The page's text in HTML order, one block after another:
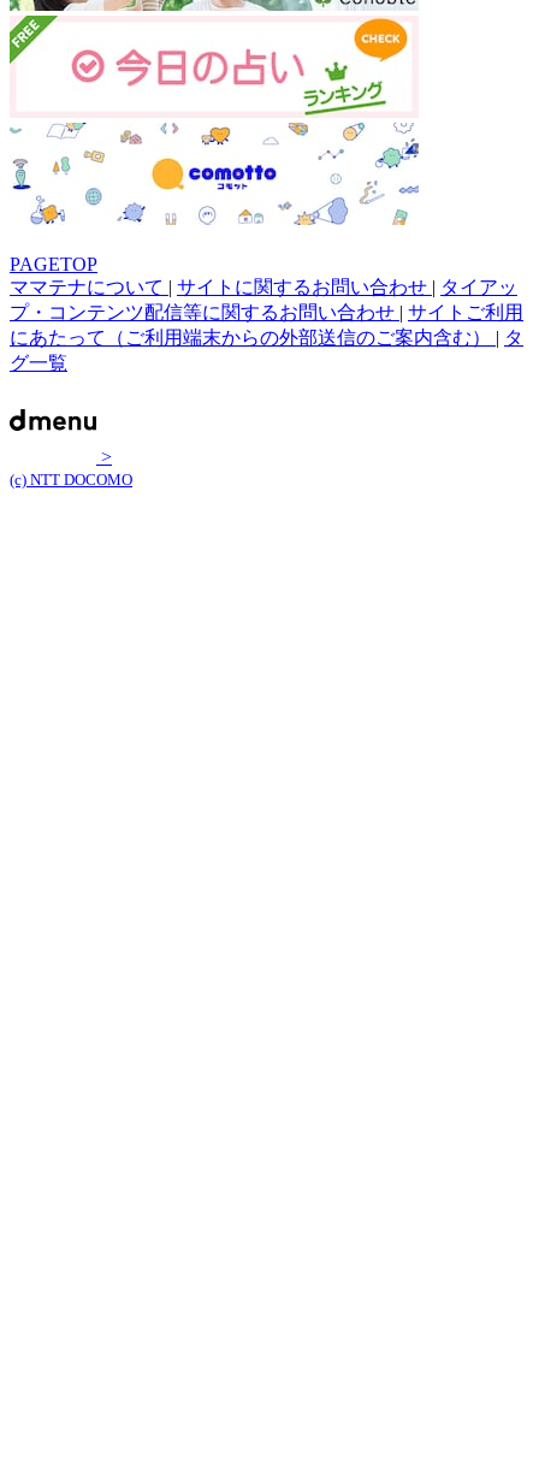
PAGETOP
ママテナについて | サイトに関するお問い合わせ | タイアッ
プ・コンテンツ配信等に関するお問い合わせ | サイトご利用
にあたって（ご利用端末からの外部送信のご案内含む） | タ
グ一覧
>
(c) NTT DOCOMO